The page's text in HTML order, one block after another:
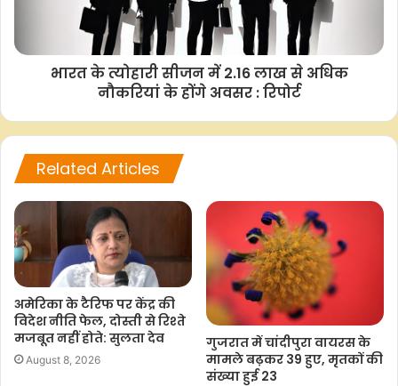
भारत के त्योहारी सीजन में 2.16 लाख से अधिक
नौकरियां के होंगे अवसर : रिपोर्ट
Related Articles
अमेरिका के टैरिफ पर केंद्र की
विदेश नीति फेल, दोस्ती से रिश्ते
मजबूत नहीं होते: सुलता देव
August 8, 2026
गुजरात में चांदीपुरा वायरस के
मामले बढ़कर 39 हुए, मृतकों की
संख्या हुई 23